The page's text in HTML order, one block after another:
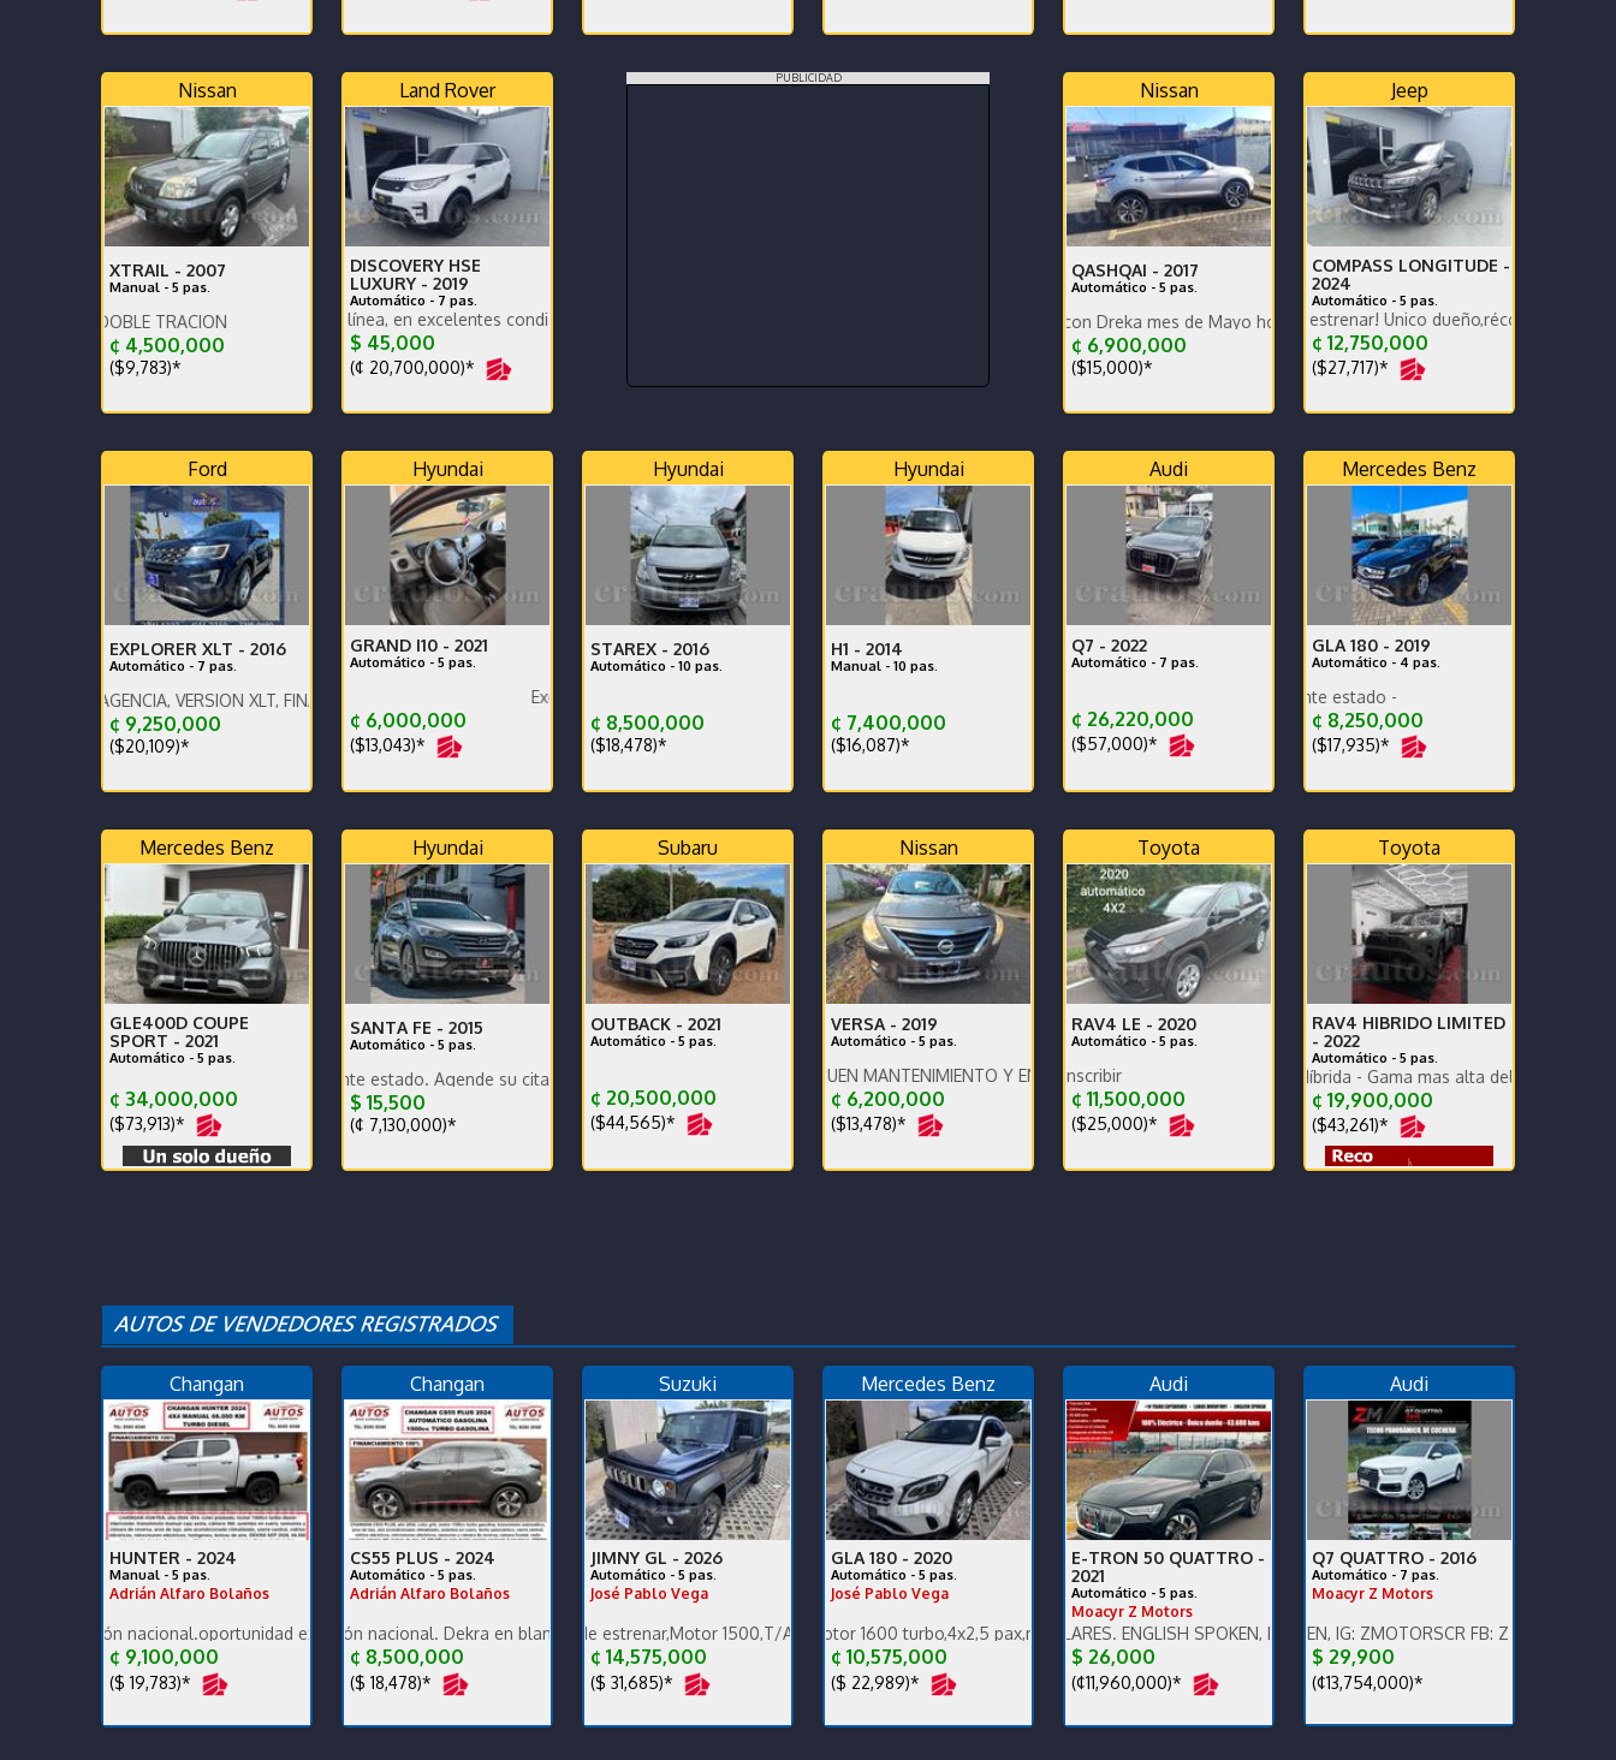
Nissan
XTRAIL - 2007
Manual - 5 pas.
DOBLE TRACION
¢ 4,500,000
($9,783)*
Land Rover
DISCOVERY HSE
LUXURY - 2019
Automático - 7 pas.
Paquete tope de línea, en excelentes condiciones generales. Financiamiento disponible.
$ 45,000
(¢ 20,700,000)*
PUBLICIDAD
Nissan
QASHQAI - 2017
Automático - 5 pas.
Qashqai Limited con Dreka mes de Mayo hoja en Blanco
¢ 6,900,000
($15,000)*
Jeep
COMPASS LONGITUDE -
2024
Automático - 5 pas.
Para terminar de estrenar! Único dueño,récord mant agencia,muy
¢ 12,750,000
($27,717)*
Ford
EXPLORER XLT - 2016
Automático - 7 pas.
VERSION XLT, FINANCIAMIENTO CON BANCO PROMERICA
¢ 9,250,000
($20,109)*
Hyundai
GRAND I10 - 2021
Automático - 5 pas.
Excelente estado
¢ 6,000,000
($13,043)*
Hyundai
STAREX - 2016
Automático - 10 pas.
¢ 8,500,000
($18,478)*
Hyundai
H1 - 2014
Manual - 10 pas.
¢ 7,400,000
($16,087)*
Audi
Q7 - 2022
Automático - 7 pas.
¢ 26,220,000
($57,000)*
Mercedes Benz
GLA 180 - 2019
Automático - 4 pas.
¢ 8,250,000
($17,935)*
Mercedes Benz
GLE400D COUPE
SPORT - 2021
Automático - 5 pas.
¢ 34,000,000
($73,913)*
Hyundai
SANTA FE - 2015
Automático - 5 pas.
Poco km. Excelente estado. Agende su cita.
$ 15,500
(¢ 7,130,000)*
Subaru
OUTBACK - 2021
Automático - 5 pas.
¢ 20,500,000
($44,565)*
Nissan
VERSA - 2019
Automático - 5 pas.
VEHICULO CON BUEN MANTENIMIENTO Y EN PERFECTO ESTADO
¢ 6,200,000
($13,478)*
Toyota
RAV4 LE - 2020
Automático - 5 pas.
Exc estado para inscribir
¢ 11,500,000
($25,000)*
Toyota
RAV4 HIBRIDO LIMITED
- 2022
Automático - 5 pas.
Version Limited Híbrida - Gama mas alta del modelo. Proteccion
¢ 19,900,000
($43,261)*
Changan
HUNTER - 2024
Manual - 5 pas.
Adrián Alfaro Bolaños
nacional.oportunidad exc estado carrocería y mecánica, un dueño, ganga, financiamos
¢ 9,100,000
($ 19,783)*
Changan
CS55 PLUS - 2024
Automático - 5 pas.
Adrián Alfaro Bolaños
Poco KM, versión nacional. Dekra en blanco exc estado carrocería y mecánica, un dueño, ganga, financ
¢ 8,500,000
($ 18,478)*
Suzuki
JIMNY GL - 2026
Automático - 5 pas.
José Pablo Vega
2026 termine de estrenar,Motor 1500,T/A,4x4,carplay,alfombras bandeja,pocos km.
¢ 14,575,000
($ 31,685)*
Mercedes Benz
GLA 180 - 2020
Automático - 5 pas.
José Pablo Vega
Única dueña,Motor 1600 turbo,4x2,5 pax,muy poco km 65000 km,súper cuidado.
¢ 10,575,000
($ 22,989)*
Audi
E-TRON 50 QUATTRO -
2021
Automático - 5 pas.
Moacyr Z Motors
PRECIO EN DOLARES. ENGLISH SPOKEN, IG: ZMOTORSCR FB: Z MOTORS. Contáctenos x
$ 26,000
(¢11,960,000)*
Audi
Q7 QUATTRO - 2016
Automático - 7 pas.
Moacyr Z Motors
ENGLISH SPOKEN, IG: ZMOTORSCR FB: Z MOTORS.
$ 29,900
(¢13,754,000)*